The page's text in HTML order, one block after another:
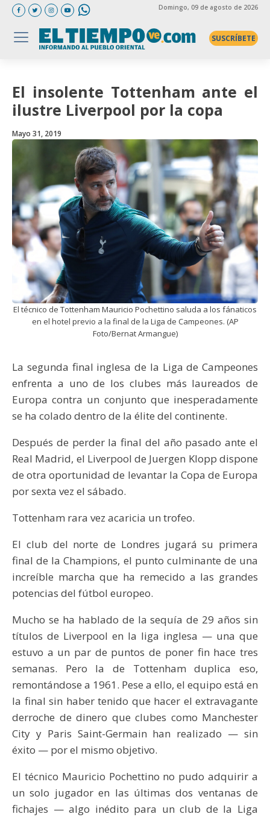
Domingo, 09 de agosto de 2026
SUSCRÍBETE
El insolente Tottenham ante el
ilustre Liverpool por la copa
Mayo 31, 2019
El técnico de Tottenham Mauricio Pochettino saluda a los fánaticos
en el hotel previo a la final de la Liga de Campeones. (AP
Foto/Bernat Armangue)
La segunda final inglesa de la Liga de Campeones
enfrenta a uno de los clubes más laureados de
Europa contra un conjunto que inesperadamente
se ha colado dentro de la élite del continente.
Después de perder la final del año pasado ante el
Real Madrid, el Liverpool de Juergen Klopp dispone
de otra oportunidad de levantar la Copa de Europa
por sexta vez el sábado.
Tottenham rara vez acaricia un trofeo.
El club del norte de Londres jugará su primera
final de la Champions, el punto culminante de una
increíble marcha que ha remecido a las grandes
potencias del fútbol europeo.
Mucho se ha hablado de la sequía de 29 años sin
títulos de Liverpool en la liga inglesa — una que
estuvo a un par de puntos de poner fin hace tres
semanas. Pero la de Tottenham duplica eso,
remontándose a 1961. Pese a ello, el equipo está en
la final sin haber tenido que hacer el extravagante
derroche de dinero que clubes como Manchester
City y Paris Saint-Germain han realizado — sin
éxito — por el mismo objetivo.
El técnico Mauricio Pochettino no pudo adquirir a
un solo jugador en las últimas dos ventanas de
fichajes — algo inédito para un club de la Liga